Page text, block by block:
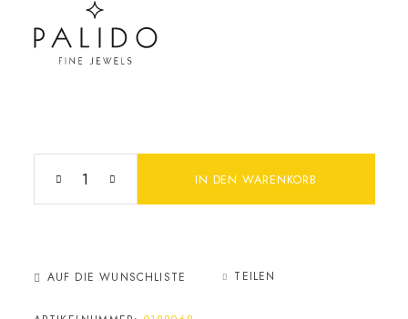
IN DEN WARENKORB
AUF DIE WUNSCHLISTE TEILEN